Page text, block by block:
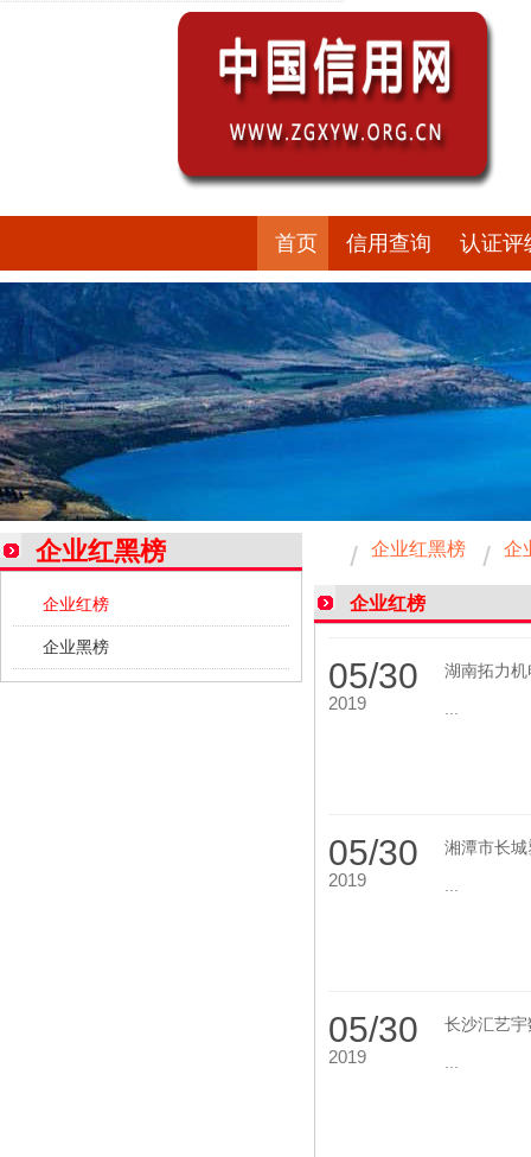
首页 信用查询 认证评
企业红黑榜
企业红榜
企业黑榜
企业红黑榜 企
企业红榜
05/30
2019
湖南拓力
05/30
2019
湘潭市长
05/30
2019
长沙汇艺